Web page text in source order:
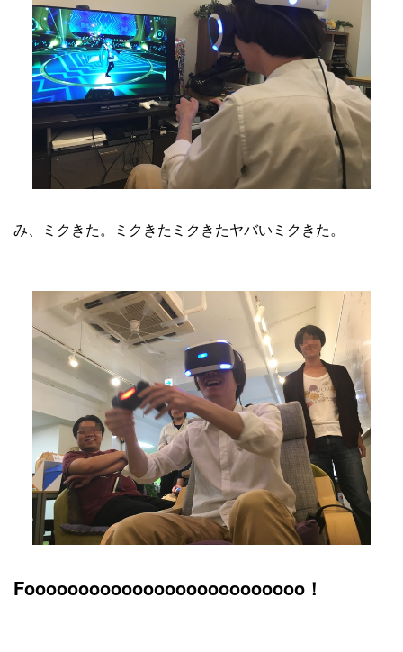
み、ミクきた。ミクきたミクきたヤバいミクきた。
Foooooooooooooooooooooooooo！